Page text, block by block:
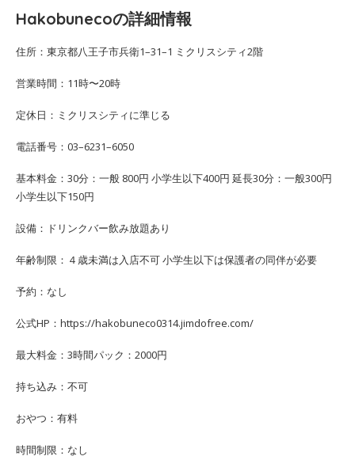
Hakobunecoの詳細情報
住所：東京都八王子市兵衛1–31–1 ミクリスシティ2階
営業時間：11時〜20時
定休日：ミクリスシティに準じる
電話番号：03–6231–6050
基本料金：30分：一般 800円 小学生以下400円 延長30分：一般300円
小学生以下150円
設備：ドリンクバー飲み放題あり
年齢制限：４歳未満は入店不可 小学生以下は保護者の同伴が必要
予約：なし
公式HP：https://hakobuneco0314.jimdofree.com/
最大料金：3時間パック：2000円
持ち込み：不可
おやつ：有料
時間制限：なし